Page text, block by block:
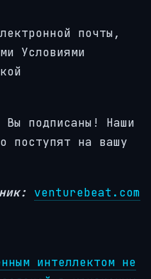
почты,
Условиями
Вы подписаны! Наши
поступят на вашу
venturebeat.com
интеллектом не